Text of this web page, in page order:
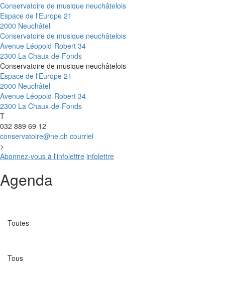
Conservatoire de musique neuchâtelois
Espace de l'Europe 21
2000 Neuchâtel
Conservatoire de musique neuchâtelois
Avenue Léopold-Robert 34
2300 La Chaux-de-Fonds
Conservatoire de musique neuchâtelois
Espace de l'Europe 21
2000 Neuchâtel
Avenue Léopold-Robert 34
2300 La Chaux-de-Fonds
T
032 889 69 12
conservatoire@ne.ch courriel
>
Abonnez-vous à l'infolettre infolettre
Agenda
Toutes
Tous